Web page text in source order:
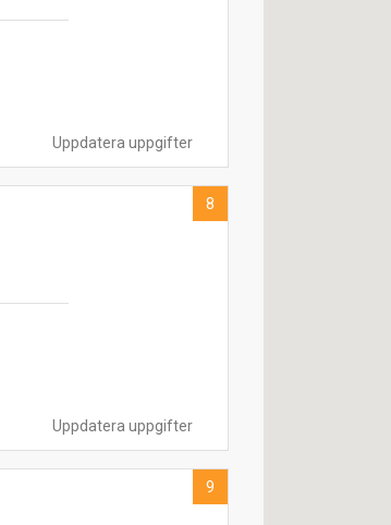
Uppdatera uppgifter
Uppdatera uppgifter
8
9